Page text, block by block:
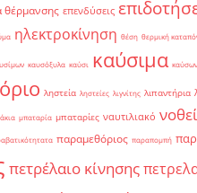
θέρμανσης επενδύσεις
ηλεκτροκίνηση θέση θερμική
καυσόξυλα καύσι καύσιμα
ληστεία ληστείες λιγνίτης λιπαντήρια
μπαταρία μπαταρίες ναυτιλιακό
παραμεθόριος παραπομπή
πετρέλαιο κίνησης